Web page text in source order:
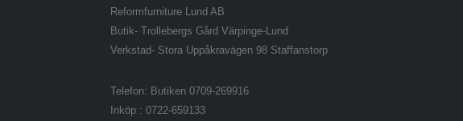
Reformfurniture Lund AB
Butik- Trollebergs Gård Värpinge-Lund
Verkstad- Stora Uppåkravägen 98 Staffanstorp
Telefon: Butiken 0709-269916
Inköp : 0722-659133